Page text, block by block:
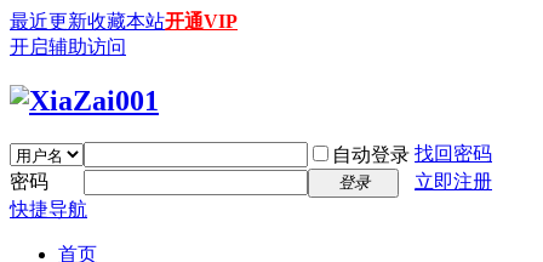
最近更新收藏本站开通VIP
开启辅助访问
自动登录 找回密码
密码
登录
立即注册
快捷导航
首页